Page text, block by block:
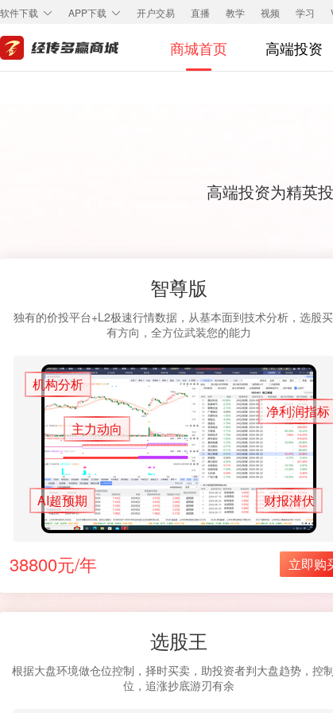
软件下载 APP下载 开户交易 直播 教学 视频 学习
商城首页 高端投资
高端投资为精英
智尊版
独有的价投平台+L2极速行情数据，从基本面到技术分析，选股
有方向，全方位武装您的能力
AI超预期
净利润指标
财报潜伏
机构分析
主力动向
38800元/年 立即购
选股王
根据大盘环境做仓位控制，择时买卖，助投资者判大盘趋势，控
位，追涨抄底游刃有余